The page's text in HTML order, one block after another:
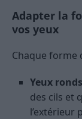
Adapter la
vos yeux
Chaque forme
Yeux ronds
des cils et
l’extérieur